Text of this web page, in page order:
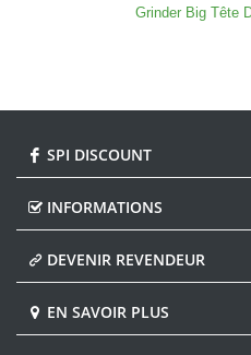
Grinder Big Tête
SPI DISCOUNT
INFORMATIONS
DEVENIR REVENDEUR
EN SAVOIR PLUS